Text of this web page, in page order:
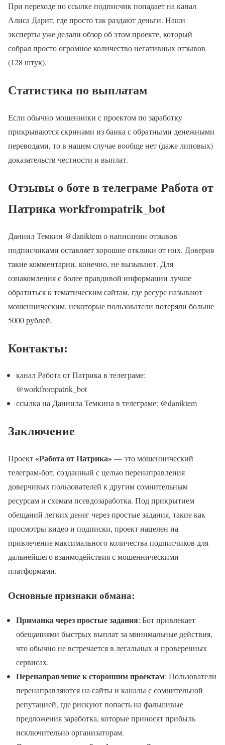
При переходе по ссылке подписчик попадает на канал
Алиса Дарит, где просто так раздают деньги. Наши
эксперты уже делали обзор об этом проекте, который
собрал просто огромное количество негативных отзывов
(128 штук).
Статистика по выплатам
Если обычно мошенники с проектом по заработку
прикрываются скринами из банка с обратными денежными
переводами, то в нашем случае вообще нет (даже липовых)
доказательств честности и выплат.
Отзывы о боте в телеграме Работа от
Патрика workfrompatrik_bot
Даниил Темкин @daniktem о написании отзывов
подписчиками оставляет хорошие отклики от них. Доверия
такие комментарии, конечно, не вызывают. Для
ознакомления с более правдивой информации лучше
обратиться к тематическим сайтам, где ресурс называют
мошенническим, некоторые пользователи потеряли больше
5000 рублей.
Контакты:
канал Работа от Патрика в телеграме:
@workfrompatrik_bot
ссылка на Даниила Темкина в телеграме: @daniktem
Заключение
Проект«Работа от Патрика»— это мошеннический
телеграм-бот, созданный с целью перенаправления
доверчивых пользователей к другим сомнительным
ресурсам и схемам псевдозаработка. Под прикрытием
обещаний легких денег через простые задания, такие как
просмотры видео и подписки, проект нацелен на
привлечение максимального количества подписчиков для
дальнейшего взаимодействия с мошенническими
платформами.
Основные признаки обмана:
Приманка через простые задания: Бот привлекает
обещаниями быстрых выплат за минимальные действия,
что обычно не встречается в легальных и проверенных
сервисах.
Перенаправление к сторонним проектам: Пользователи
перенаправляются на сайты и каналы с сомнительной
репутацией, где рискуют попасть на фальшивые
предложения заработка, которые приносят прибыль
исключительно организаторам.